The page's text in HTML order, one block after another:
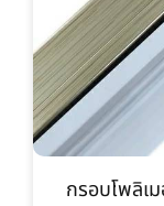
กรอบโพลิเ